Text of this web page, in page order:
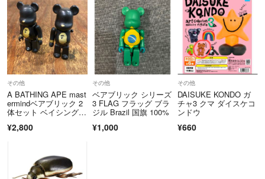
その他
A BATHING APE mast
ermindベアブリック 2
体セット ベイシングエ
ジャパン
¥2,800
その他
ベアブリック シリーズ
3 FLAG フラッグ ブラ
ジル Brazil 国旗 100%
¥1,000
その他
DAISUKE KONDO ガ
チャ3 クマ ダイスケコ
ンドウ
¥660